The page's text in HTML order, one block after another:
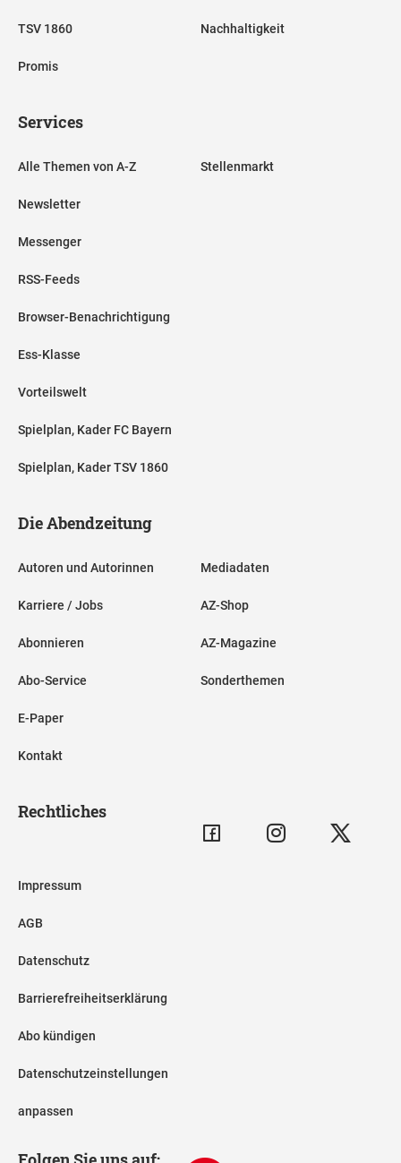
TSV 1860
Promis
Nachhaltigkeit
Services
Alle Themen von A-Z
Newsletter
Messenger
RSS-Feeds
Browser-Benachrichtigung
Ess-Klasse
Vorteilswelt
Spielplan, Kader FC Bayern
Spielplan, Kader TSV 1860
Stellenmarkt
Die Abendzeitung
Autoren und Autorinnen
Karriere / Jobs
Abonnieren
Abo-Service
E-Paper
Kontakt
Mediadaten
AZ-Shop
AZ-Magazine
Sonderthemen
Rechtliches
Impressum
AGB
Datenschutz
Barrierefreiheitserklärung
Abo kündigen
Datenschutzeinstellungen
anpassen